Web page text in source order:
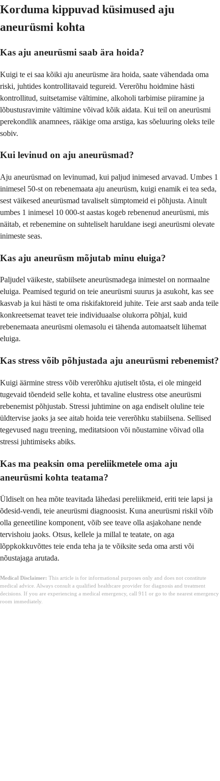
Korduma kippuvad küsimused aju
aneurüsmi kohta
Kas aju aneurüsmi saab ära hoida?
Kuigi te ei saa kõiki aju aneurüsme ära hoida, saate vähendada oma
riski, juhtides kontrollitavaid tegureid. Vererõhu hoidmine hästi
kontrollitud, suitsetamise vältimine, alkoholi tarbimise piiramine ja
lõbustusravimite vältimine võivad kõik aidata. Kui teil on aneurüsmi
perekondlik anamnees, rääkige oma arstiga, kas sõeluuring oleks teile
sobiv.
Kui levinud on aju aneurüsmad?
Aju aneurüsmad on levinumad, kui paljud inimesed arvavad. Umbes 1
inimesel 50-st on rebenemaata aju aneurüsm, kuigi enamik ei tea seda,
sest väikesed aneurüsmad tavaliselt sümptomeid ei põhjusta. Ainult
umbes 1 inimesel 10 000-st aastas kogeb rebenenud aneurüsmi, mis
näitab, et rebenemine on suhteliselt haruldane isegi aneurüsmi olevate
inimeste seas.
Kas aju aneurüsm mõjutab minu eluiga?
Paljudel väikeste, stabiilsete aneurüsmadega inimestel on normaalne
eluiga. Peamised tegurid on teie aneurüsmi suurus ja asukoht, kas see
kasvab ja kui hästi te oma riskifaktoreid juhite. Teie arst saab anda teile
konkreetsemat teavet teie individuaalse olukorra põhjal, kuid
rebenemaata aneurüsmi olemasolu ei tähenda automaatselt lühemat
eluiga.
Kas stress võib põhjustada aju aneurüsmi rebenemist?
Kuigi äärmine stress võib vererõhku ajutiselt tõsta, ei ole mingeid
tugevaid tõendeid selle kohta, et tavaline elustress otse aneurüsmi
rebenemist põhjustab. Stressi juhtimine on aga endiselt oluline teie
üldtervise jaoks ja see aitab hoida teie vererõhku stabiilsena. Sellised
tegevused nagu treening, meditatsioon või nõustamine võivad olla
stressi juhtimiseks abiks.
Kas ma peaksin oma pereliikmetele oma aju
aneurüsmi kohta teatama?
Üldiselt on hea mõte teavitada lähedasi pereliikmeid, eriti teie lapsi ja
õdesid-vendi, teie aneurüsmi diagnoosist. Kuna aneurüsmi riskil võib
olla geneetiline komponent, võib see teave olla asjakohane nende
tervishoiu jaoks. Otsus, kellele ja millal te teatate, on aga
lõppkokkuvõttes teie enda teha ja te võiksite seda oma arsti või
nõustajaga arutada.
Medical Disclaimer: This article is for informational purposes only and does not constitute
medical advice. Always consult a qualified healthcare provider for diagnosis and treatment
decisions. If you are experiencing a medical emergency, call 911 or go to the nearest emergency
room immediately.